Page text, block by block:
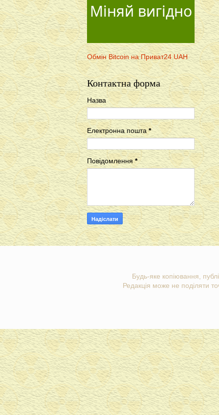
Міняй вигідно
Обмін Bitcoin на Приват24 UAH
Контактна форма
Назва
Електронна пошта*
Повідомлення *
Будь-яке копіювання,
Редакція може не поділяти